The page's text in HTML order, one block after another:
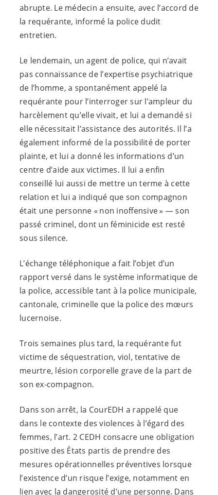
abrupte. Le médecin a ensuite, avec l’accord de
la requérante, informé la police dudit
entretien.
Le lendemain, un agent de police, qui n’avait
pas connaissance de l’expertise psychiatrique
de l’homme, a spontanément appelé la
requérante pour l’interroger sur l’ampleur du
harcèlement qu’elle vivait, et lui a demandé si
elle nécessitait l’assistance des autorités. Il l’a
également informé de la possibilité de porter
plainte, et lui a donné les informations d’un
centre d’aide aux victimes. Il lui a enfin
conseillé lui aussi de mettre un terme à cette
relation et lui a indiqué que son compagnon
était une personne « non inoffensive » — son
passé criminel, dont un féminicide est resté
sous silence.
L’échange téléphonique a fait l’objet d’un
rapport versé dans le système informatique de
la police, accessible tant à la police municipale,
cantonale, criminelle que la police des mœurs
lucernoise.
Trois semaines plus tard, la requérante fut
victime de séquestration, viol, tentative de
meurtre, lésion corporelle grave de la part de
son ex-compagnon.
Dans son arrêt, la CourEDH a rappelé que
dans le contexte des violences à l’égard des
femmes, l’art. 2 CEDH consacre une obligation
positive des États partis de prendre des
mesures opérationnelles préventives lorsque
l’existence d’un risque l’exige, notamment en
lien avec la dangerosité d’une personne. Dans